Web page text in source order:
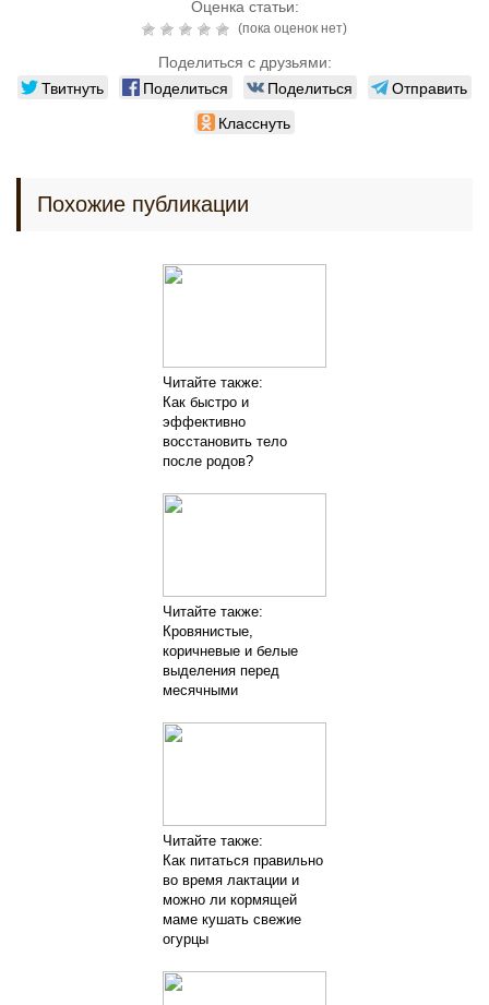
Оценка статьи:
(пока оценок нет)
Поделиться с друзьями:
Твитнуть Поделиться Поделиться
Отправить
Класснуть
Похожие публикации
Читайте также:
Как быстро и
эффективно
восстановить тело
после родов?
Читайте также:
Кровянистые,
коричневые и белые
выделения перед
месячными
Читайте также:
Как питаться правильно
во время лактации и
можно ли кормящей
маме кушать свежие
огурцы